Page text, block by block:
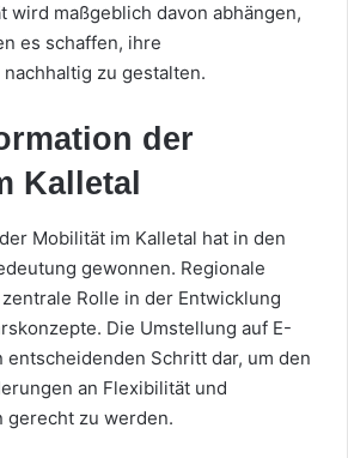
wird maßgeblich davon abhängen,
es schaffen, ihre
zu gestalten.
der
Kalletal
Mobilität im Kalletal hat in den
gewonnen. Regionale
Rolle in der Entwicklung
Die Umstellung auf E-
Schritt dar, um den
an Flexibilität und
gerecht zu werden.